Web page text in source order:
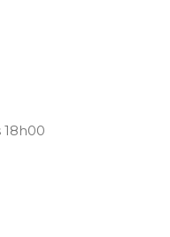
18h00